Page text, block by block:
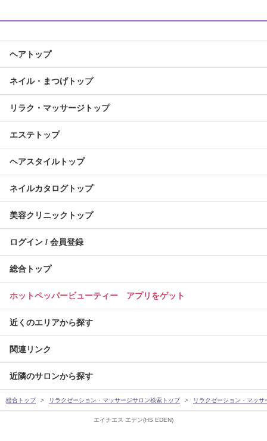
エイチエス エデン(HS EDEN)
ヘアトップ
ネイル・まつげトップ
リラク・マッサージトップ
エステトップ
ヘアスタイルトップ
ネイルカタログトップ
美容クリニックトップ
ログイン / 会員登録
総合トップ
ホットペッパービューティー アプリをゲット
近くのエリアから探す
関連リンク
近隣のサロンから探す
総合トップ リラクゼーション・マッサージサロン検索トップ リラクゼーション・マッ